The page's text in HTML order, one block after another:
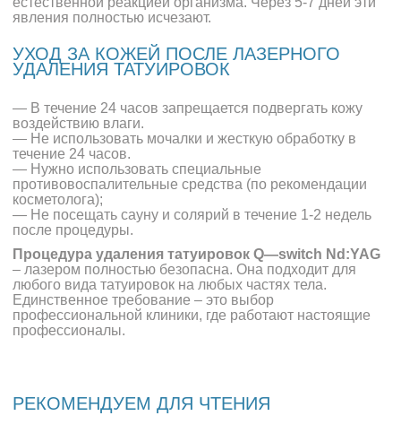
явления полностью исчезают.
УХОД ЗА КОЖЕЙ ПОСЛЕ ЛАЗЕРНОГО
УДАЛЕНИЯ ТАТУИРОВОК
— В течение 24 часов запрещается подвергать кожу
воздействию влаги.
— Не использовать мочалки и жесткую обработку в
течение 24 часов.
— Нужно использовать специальные
противовоспалительные средства (по рекомендации
косметолога);
— Не посещать сауну и солярий в течение 1-2 недель
после процедуры.
Процедура удаления татуировокQ—switch Nd :YAG
– лазером полностью безопасна. Она подходит для
любого вида татуировок на любых частях тела.
Единственное требование – это выбор
профессиональной клиники, где работают настоящие
профессионалы.
РЕКОМЕНДУЕМ ДЛЯ ЧТЕНИЯ